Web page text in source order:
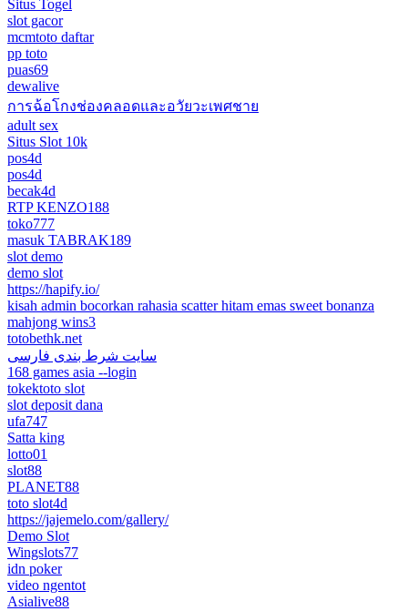
Situs Togel
slot gacor
mcmtoto daftar
pp toto
puas69
dewalive
การฉ้อโกงช่องคลอดและอวัยวะเพศชาย
adult sex
Situs Slot 10k
pos4d
pos4d
becak4d
RTP KENZO188
toko777
masuk TABRAK189
slot demo
demo slot
https://hapify.io/
kisah admin bocorkan rahasia scatter hitam emas sweet bonanza
mahjong wins3
totobethk.net
سایت شرط بندی فارسی
168 games asia --login
tokektoto slot
slot deposit dana
ufa747
Satta king
lotto01
slot88
PLANET88
toto slot4d
https://jajemelo.com/gallery/
Demo Slot
Wingslots77
idn poker
video ngentot
Asialive88